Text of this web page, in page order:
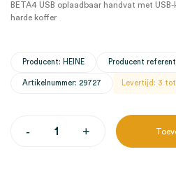
BETA4 USB oplaadbaar handvat met
harde koffer
Producent: HEINE Producent
Artikelnummer: 29727 Levertijd: 3
- +